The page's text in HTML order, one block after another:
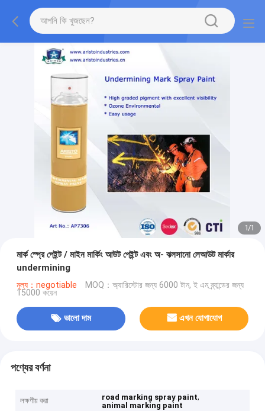
1/1
মার্ক স্প্রে পেইন্ট / মাইন মার্কিং আউট পেইন্ট এবং অ- ঝলসানো লেআউট মার্কার
undermining
মূল্য：negotiable MOQ：অ্যারিস্টোর জন্য 6000 টান, ই এম ব্র্যান্ডের জন্য
15000 কয়েন
ভালো দাম এখন যোগাযোগ
পণ্যের বর্ণনা
লক্ষণীয় করা road marking spray paint,
animal marking paint